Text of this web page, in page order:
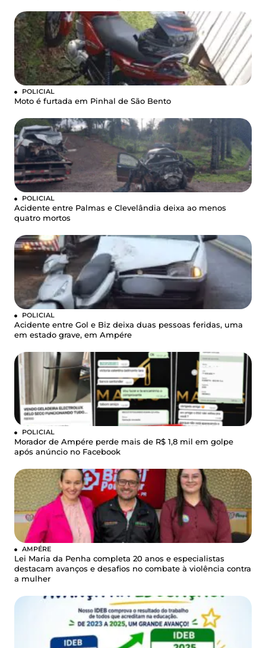
POLICIAL
Moto é furtada em Pinhal de São Bento
POLICIAL
Acidente entre Palmas e Clevelândia deixa ao menos
quatro mortos
POLICIAL
Acidente entre Gol e Biz deixa duas pessoas feridas, uma
em estado grave, em Ampére
POLICIAL
Morador de Ampére perde mais de R$ 1,8 mil em golpe
após anúncio no Facebook
AMPÉRE
Lei Maria da Penha completa 20 anos e especialistas
destacam avanços e desafios no combate à violência contra
a mulher